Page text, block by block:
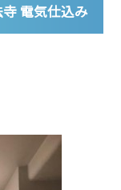
電気仕込み